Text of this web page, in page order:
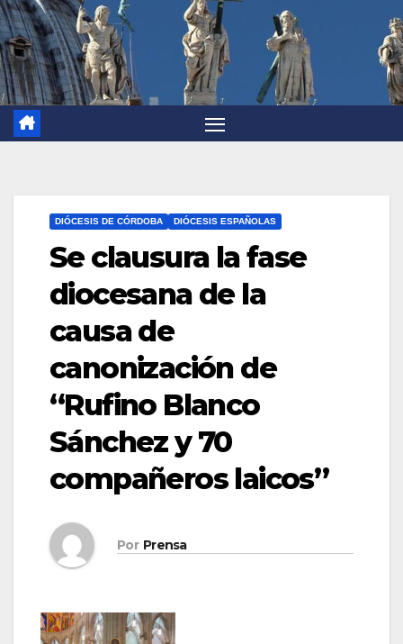
DIÓCESIS DE CÓRDOBA DIÓCESIS ESPAÑOLAS
Se clausura la fase
diocesana de la
causa de
canonización de
“Rufino Blanco
Sánchez y 70
compañeros laicos”
Por Prensa